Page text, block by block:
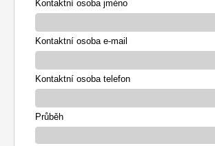
Kontaktní osoba jméno
Kontaktní osoba e-mail
Kontaktní osoba telefon
Průběh